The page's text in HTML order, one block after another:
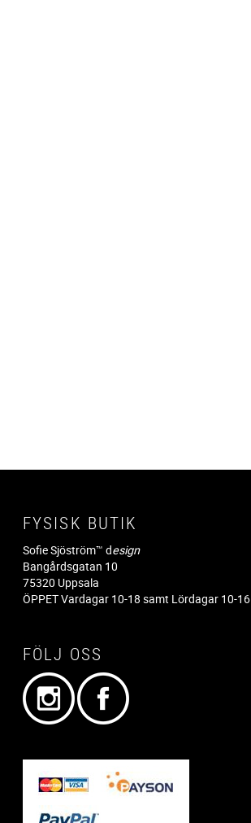
FYSISK BUTIK
Sofie Sjöström™ design
Bangårdsgatan 10
75320 Uppsala
ÖPPET Vardagar 10-18 samt Lördagar 10-16
FÖLJ OSS